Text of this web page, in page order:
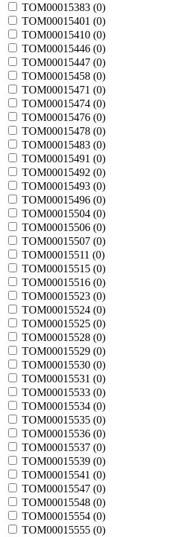
TOM00015383 (0)
TOM00015401 (0)
TOM00015410 (0)
TOM00015446 (0)
TOM00015447 (0)
TOM00015458 (0)
TOM00015471 (0)
TOM00015474 (0)
TOM00015476 (0)
TOM00015478 (0)
TOM00015483 (0)
TOM00015491 (0)
TOM00015492 (0)
TOM00015493 (0)
TOM00015496 (0)
TOM00015504 (0)
TOM00015506 (0)
TOM00015507 (0)
TOM00015511 (0)
TOM00015515 (0)
TOM00015516 (0)
TOM00015523 (0)
TOM00015524 (0)
TOM00015525 (0)
TOM00015528 (0)
TOM00015529 (0)
TOM00015530 (0)
TOM00015531 (0)
TOM00015533 (0)
TOM00015534 (0)
TOM00015535 (0)
TOM00015536 (0)
TOM00015537 (0)
TOM00015539 (0)
TOM00015541 (0)
TOM00015547 (0)
TOM00015548 (0)
TOM00015554 (0)
TOM00015555 (0)